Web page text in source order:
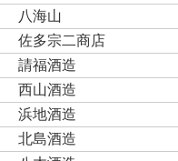
八海山
佐多宗二商店
請福酒造
西山酒造
浜地酒造
北島酒造